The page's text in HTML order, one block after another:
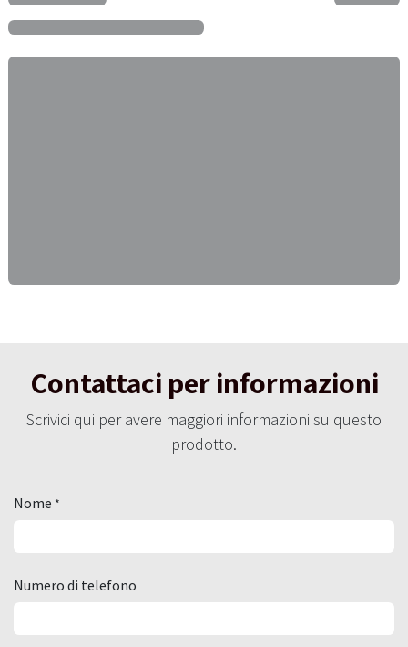
Contattaci per informazioni
Scrivici qui per avere maggiori informazioni su questo
prodotto.
Nome *
Numero di telefono